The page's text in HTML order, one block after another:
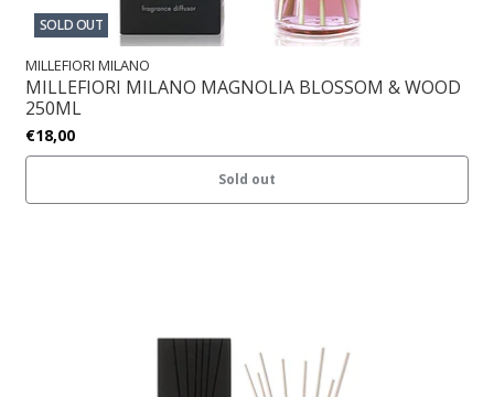
SOLD OUT
MILLEFIORI MILANO
MILLEFIORI MILANO MAGNOLIA BLOSSOM & WOOD
250ML
€18,00
Sold out